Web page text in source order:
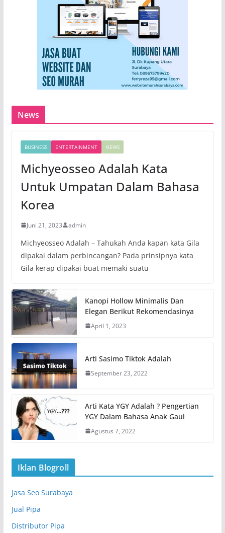
News
BUSINESS ENTERTAINMENT NEWS
Michyeosseo Adalah Kata
Untuk Umpatan Dalam Bahasa
Korea
Juni 21, 2023 admin
Michyeosseo Adalah – Tahukah Anda kapan kata Gila
dipakai dalam perbincangan? Pada prinsipnya kata
Gila kerap dipakai buat memaki suatu
Kanopi Hollow Minimalis Dan
Elegan Berikut Rekomendasinya
April 1, 2023
Arti Sasimo Tiktok Adalah
September 23, 2022
Arti Kata YGY Adalah ? Pengertian
YGY Dalam Bahasa Anak Gaul
Agustus 7, 2022
Iklan Blogroll
Jasa Seo Surabaya
Jual Pipa
Distributor Pipa